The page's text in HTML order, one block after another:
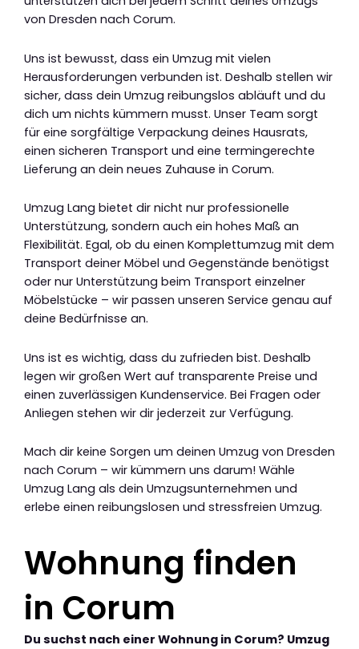
von Dresden nach Corum.
Uns ist bewusst, dass ein Umzug mit vielen
Herausforderungen verbunden ist. Deshalb stellen wir
sicher, dass dein Umzug reibungslos abläuft und du
dich um nichts kümmern musst. Unser Team sorgt
für eine sorgfältige Verpackung deines Hausrats,
einen sicheren Transport und eine termingerechte
Lieferung an dein neues Zuhause in Corum.
Umzug Lang bietet dir nicht nur professionelle
Unterstützung, sondern auch ein hohes Maß an
Flexibilität. Egal, ob du einen Komplettumzug mit dem
Transport deiner Möbel und Gegenstände benötigst
oder nur Unterstützung beim Transport einzelner
Möbelstücke – wir passen unseren Service genau auf
deine Bedürfnisse an.
Uns ist es wichtig, dass du zufrieden bist. Deshalb
legen wir großen Wert auf transparente Preise und
einen zuverlässigen Kundenservice. Bei Fragen oder
Anliegen stehen wir dir jederzeit zur Verfügung.
Mach dir keine Sorgen um deinen Umzug von Dresden
nach Corum – wir kümmern uns darum! Wähle
Umzug Lang als dein Umzugsunternehmen und
erlebe einen reibungslosen und stressfreien Umzug.
Wohnung finden
in Corum
Du suchst nach einer Wohnung in Corum? Umzug